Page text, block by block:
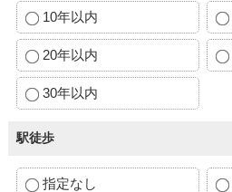
10年以内
20年以内
30年以内
駅徒歩
指定なし